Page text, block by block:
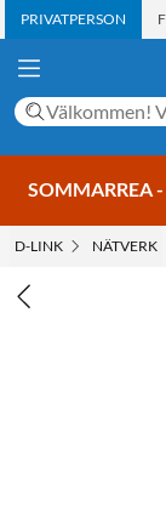
PRIVATPERSON
SOMMARREA
D-LINK NÄTVERK